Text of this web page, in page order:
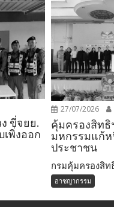
ขี่จยย.
เพิ่งออก
27/07/2026
คุ้มครองสิทธิ
มหกรรมแก้
ประชาชน
กรมคุ้มครองสิท
อาชญากรรม